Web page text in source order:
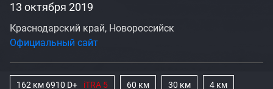
13 октября 2019
Краснодарский край, Новороссийск
Официальный сайт
162 км 6910 D+ iTRA 5 60 км 30 км 4 км